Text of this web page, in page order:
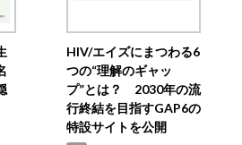
HIV/エイズにまつわる6
つの“理解のギャッ
プ”とは？ 2030年の流
行終結を目指すGAP6の
特設サイトを公開